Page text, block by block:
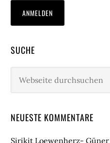
SUCHE
durchsuchen
NEUESTE KOMMENTARE
Sirikit Loewenherz- Güner